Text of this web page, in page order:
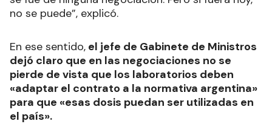
no se puede”, explicó.
En ese sentido, el jefe de Gabinete de Ministros
dejó claro que en las negociaciones no se
pierde de vista que los laboratorios deben
«adaptar el contrato a la normativa argentina»
para que «esas dosis puedan ser utilizadas en
el país».